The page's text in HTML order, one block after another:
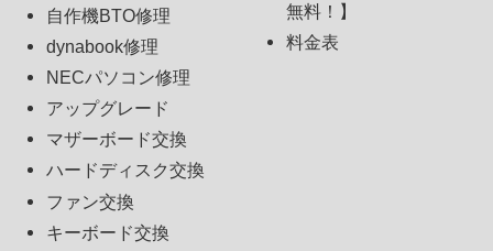
自作機BTO修理
dynabook修理
NECパソコン修理
アップグレード
マザーボード交換
ハードディスク交換
ファン交換
キーボード交換
無料！】
料金表